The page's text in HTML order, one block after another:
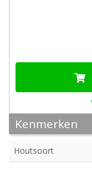
Kenmerken
Houtsoort